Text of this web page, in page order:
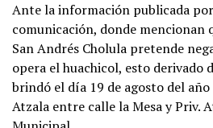
Ante la información publicada
comunicación, donde mencionan
San Andrés Cholula pretende
opera el huachicol, esto derivado
brindó el día 19 de agosto del
Atzala entre calle la Mesa y Priv.